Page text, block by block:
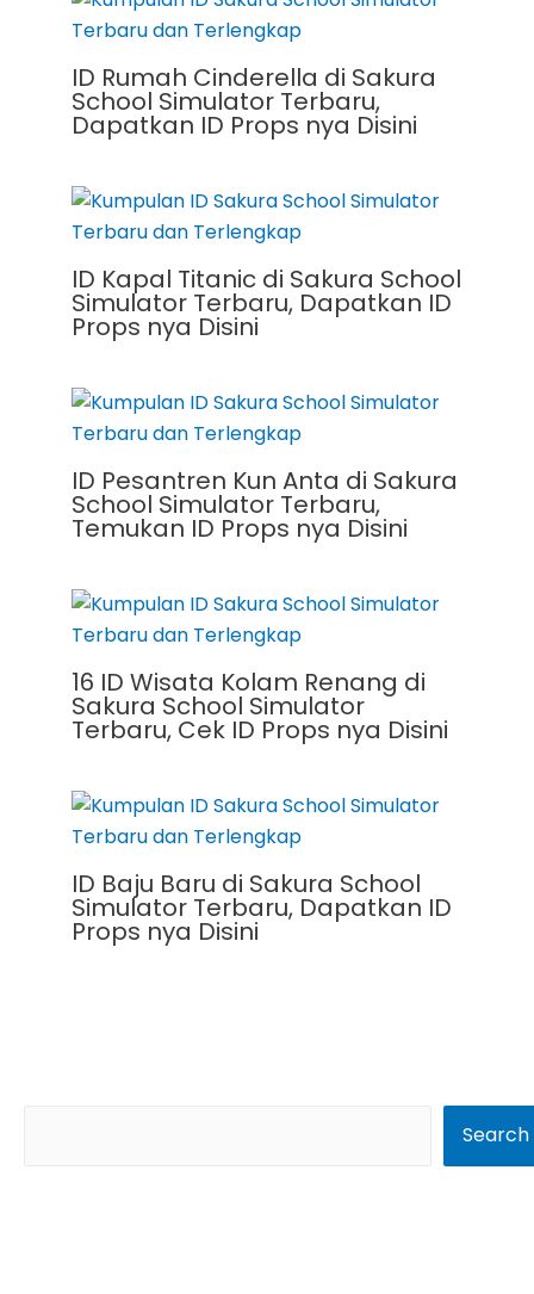
ID Rumah Cinderella di Sakura
School Simulator Terbaru,
Dapatkan ID Props nya Disini
ID Kapal Titanic di Sakura School
Simulator Terbaru, Dapatkan ID
Props nya Disini
ID Pesantren Kun Anta di Sakura
School Simulator Terbaru,
Temukan ID Props nya Disini
16 ID Wisata Kolam Renang di
Sakura School Simulator
Terbaru, Cek ID Props nya Disini
ID Baju Baru di Sakura School
Simulator Terbaru, Dapatkan ID
Props nya Disini
Search